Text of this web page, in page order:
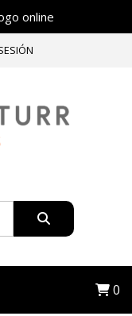
online
0